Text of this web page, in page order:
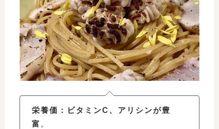
栄養価：ビタミンC、アリシンが豊
富 。